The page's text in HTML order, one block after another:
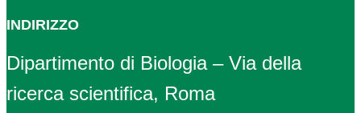
INDIRIZZO
Dipartimento di Biologia – Via della
ricerca scientifica, Roma